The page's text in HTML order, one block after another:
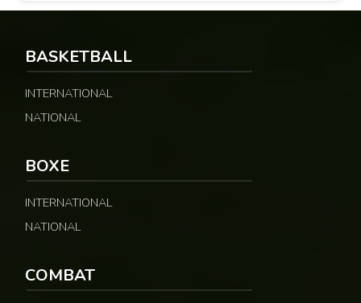
BASKETBALL
INTERNATIONAL
NATIONAL
BOXE
INTERNATIONAL
NATIONAL
COMBAT